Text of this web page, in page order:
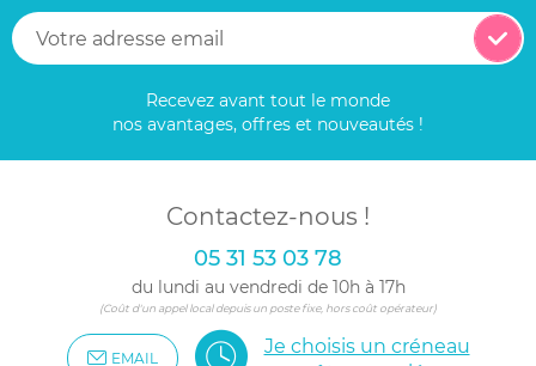
Recevez avant tout le monde
nos avantages, offres et nouveautés !
Contactez-nous !
05 31 53 03 78
du lundi au vendredi de 10h à 17h
(Coût d'un appel local depuis un poste fixe, hors coût opérateur)
EMAIL
Je choisis un créneau